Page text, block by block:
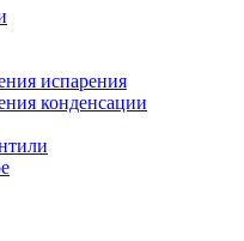
испарения
конденсации